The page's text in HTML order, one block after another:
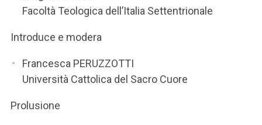
Facoltà Teologica dell’Italia Settentrionale
Introduce e modera
Francesca PERUZZOTTI
Università Cattolica del Sacro Cuore
Prolusione